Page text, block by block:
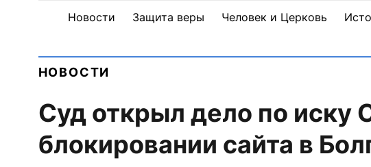
Новости Защита веры Человек и Церковь
НОВОСТИ
Суд открыл дело по иску
блокировании сайта в